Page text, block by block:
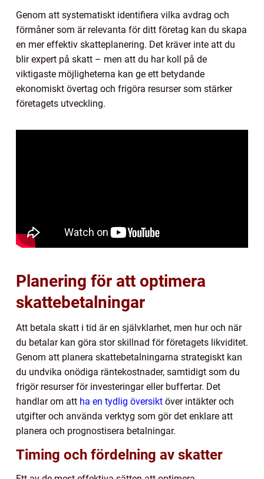
Genom att systematiskt identifiera vilka avdrag och
förmåner som är relevanta för ditt företag kan du skapa
en mer effektiv skatteplanering. Det kräver inte att du
blir expert på skatt – men att du har koll på de
viktigaste möjligheterna kan ge ett betydande
ekonomiskt övertag och frigöra resurser som stärker
företagets utveckling.
Planering för att optimera
skattebetalningar
Att betala skatt i tid är en självklarhet, men hur och när
du betalar kan göra stor skillnad för företagets likviditet.
Genom att planera skattebetalningarna strategiskt kan
du undvika onödiga räntekostnader, samtidigt som du
frigör resurser för investeringar eller buffertar. Det
handlar om att ha en tydlig översikt över intäkter och
utgifter och använda verktyg som gör det enklare att
planera och prognostisera betalningar.
Timing och fördelning av skatter